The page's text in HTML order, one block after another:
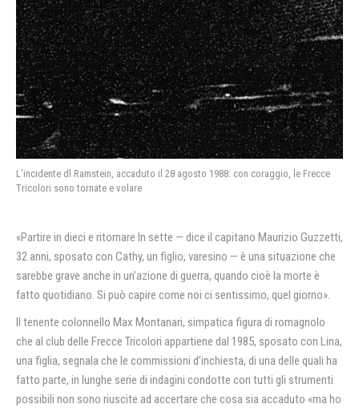
L’incidente dl Ramstein, accaduto il 28 agosto 1988: con coraggio, le Frecce
Tricolori sono tornate e volare
«Partire in dieci e ritornare In sette — dice il capitano Maurizio Guzzetti,
32 anni, sposato con Cathy, un figlio, varesino — è una situazione che
sarebbe grave anche in un’azione di guerra, quando cioè la morte è
fatto quotidiano. Si può capire come noi ci sentissimo, quel giorno».
Il tenente colonnello Max Montanari, simpatica figura di romagnolo
che al club delle Frecce Tricolori appartiene dal 1985, sposato con Lina,
una figlia, segnala che le commissioni d’inchiesta, di una delle quali ha
fatto parte, in lunghe serie di indagini condotte con tutti gli strumenti
possibili non sono riuscite ad accertare che cosa sia accaduto «ma ho